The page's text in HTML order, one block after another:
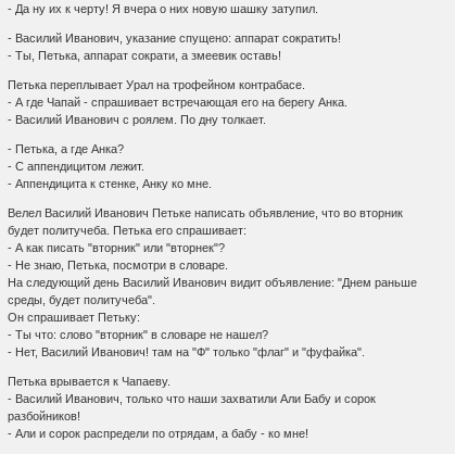
- Да ну их к черту! Я вчера о них новую шашку затупил.
- Василий Иванович, указание спущено: аппарат сократить!
- Ты, Петька, аппарат сократи, а змеевик оставь!
Петька переплывает Урал на трофейном контрабасе.
- А где Чапай - спрашивает встречающая его на берегу Анка.
- Василий Иванович с роялем. По дну толкает.
- Петька, а где Анка?
- С аппендицитом лежит.
- Аппендицита к стенке, Анку ко мне.
Велел Василий Иванович Петьке написать объявление, что во вторник
будет политучеба. Петька его спрашивает:
- А как писать "вторник" или "вторнек"?
- Не знаю, Петька, посмотри в словаре.
На следующий день Василий Иванович видит объявление: "Днем раньше
среды, будет политучеба".
Он спрашивает Петьку:
- Ты что: слово "вторник" в словаре не нашел?
- Нет, Василий Иванович! там на "Ф" только "флаг" и "фуфайка".
Петька врывается к Чапаеву.
- Василий Иванович, только что наши захватили Али Бабу и сорок
разбойников!
- Али и сорок распредели по отрядам, а бабу - ко мне!